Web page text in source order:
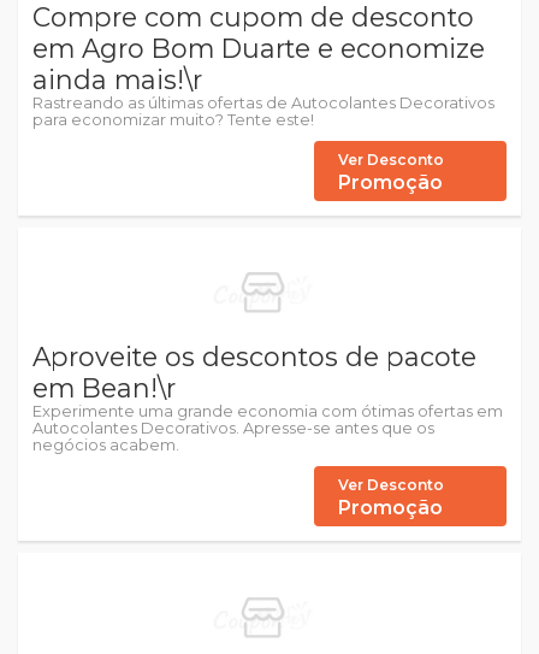
Compre com cupom de desconto
em Agro Bom Duarte e economize
ainda mais!\r
Rastreando as últimas ofertas de Autocolantes Decorativos
para economizar muito? Tente este!
Ver Desconto
Promoção
Aproveite os descontos de pacote
em Bean!\r
Experimente uma grande economia com ótimas ofertas em
Autocolantes Decorativos. Apresse-se antes que os
negócios acabem.
Ver Desconto
Promoção